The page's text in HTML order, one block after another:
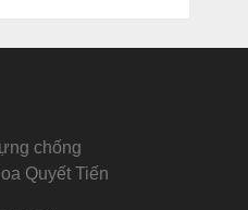
chống
Quyết Tiến